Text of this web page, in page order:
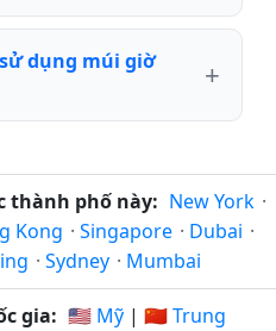
dụng múi giờ
thành phố này: New York ·
Kong · Singapore · Dubai ·
· Sydney · Mumbai
gia: 🇺🇸 Mỹ | 🇨🇳 Trung